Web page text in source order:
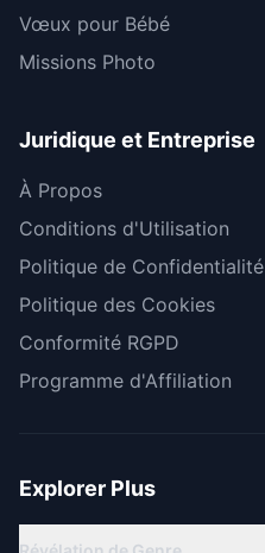
Vœux pour Bébé
Missions Photo
Juridique et Entreprise
À Propos
Conditions d'Utilisation
Politique de Confidentialité
Politique des Cookies
Conformité RGPD
Programme d'Affiliation
Explorer Plus